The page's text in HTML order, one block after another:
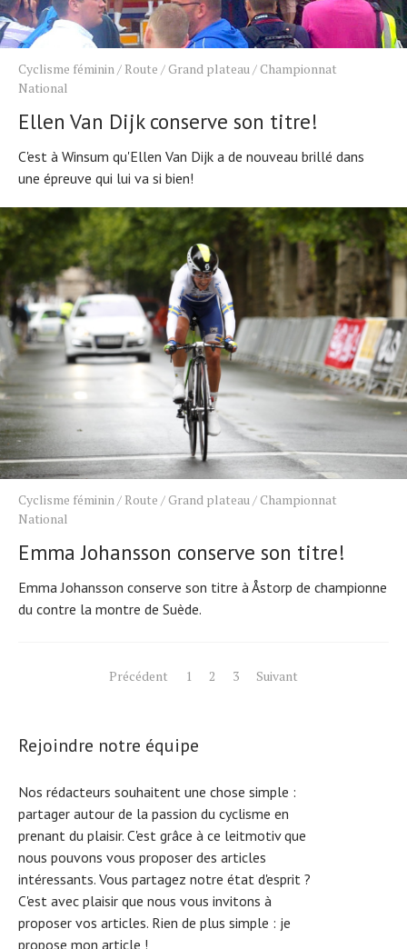
Cyclisme féminin/ Route / Grand plateau/ Championnat
National
Ellen Van Dijk conserve son titre!
C'est à Winsum qu'Ellen Van Dijk a de nouveau brillé dans
une épreuve qui lui va si bien!
Cyclisme féminin/ Route / Grand plateau/ Championnat
National
Emma Johansson conserve son titre!
Emma Johansson conserve son titre à Åstorp de championne
du contre la montre de Suède.
Pagination
publications
Précédent 1 2 3 Suivant
Rejoindre notre équipe
Nos rédacteurs souhaitent une chose simple :
partager autour de la passion du cyclisme en
prenant du plaisir. C'est grâce à ce leitmotiv que
nous pouvons vous proposer des articles
intéressants. Vous partagez notre état d'esprit ?
C'est avec plaisir que nous vous invitons à
proposer vos articles. Rien de plus simple : je
propose mon article !